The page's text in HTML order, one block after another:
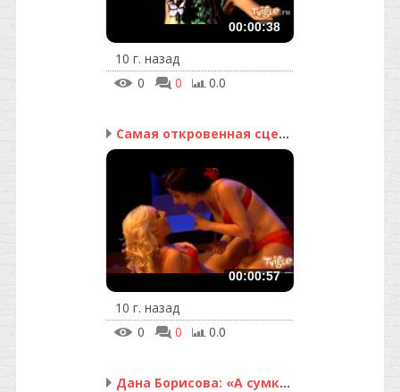
00:00:38
10 г. назад
0
0 0.0
Самая откровенная сцена...
00:00:57
10 г. назад
0
0 0.0
Дана Борисова: «А сумку...